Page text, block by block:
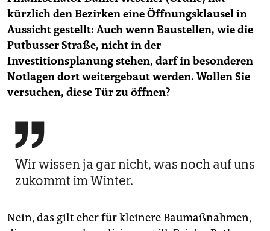
kürzlich den Bezirken eine Öffnungsklausel in
Aussicht gestellt: Auch wenn Baustellen, wie die
Putbusser Straße, nicht in der
Investitionsplanung stehen, darf in besonderen
Notlagen dort weitergebaut werden. Wollen Sie
versuchen, diese Tür zu öffnen?

Wir wissen ja gar nicht, was noch auf uns
zukommt im Winter.
Nein, das gilt eher für kleinere Baumaßnahmen,